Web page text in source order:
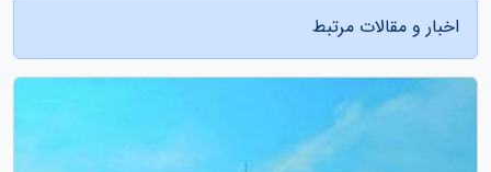
اخبار و مقالات مرتبط